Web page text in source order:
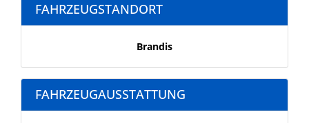
FAHRZEUGSTANDORT
Brandis
FAHRZEUGAUSSTATTUNG